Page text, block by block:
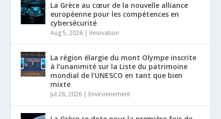
La Grèce au cœur de la nouvelle alliance
européenne pour les compétences en
cybersécurité
Aug 5, 2026 | Innovation
La région élargie du mont Olympe inscrite
à l’unanimité sur la Liste du patrimoine
mondial de l’UNESCO en tant que bien
mixte
Jul 28, 2026 | Environnement